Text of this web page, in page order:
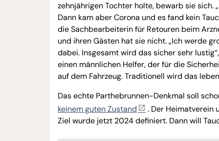
zehnjährigen Tochter holte, bewarb sie
Dann kam aber Corona und es fand kein
die Sachbearbeiterin für Retouren beim
und ihren Gästen hat sie nicht. „Ich werde
dabei. Insgesamt wird das sicher sehr
einen männlichen Helfer, der für die
auf dem Fahrzeug. Traditionell wird das
Das echte Parthebrunnen-Denkmal soll
keinem guten Zustand
. Der Heimatverein
Ziel wurde jetzt 2024 definiert. Dann will